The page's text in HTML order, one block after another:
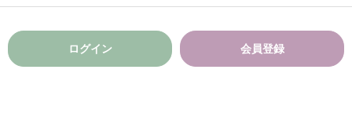
ログイン 会員登録